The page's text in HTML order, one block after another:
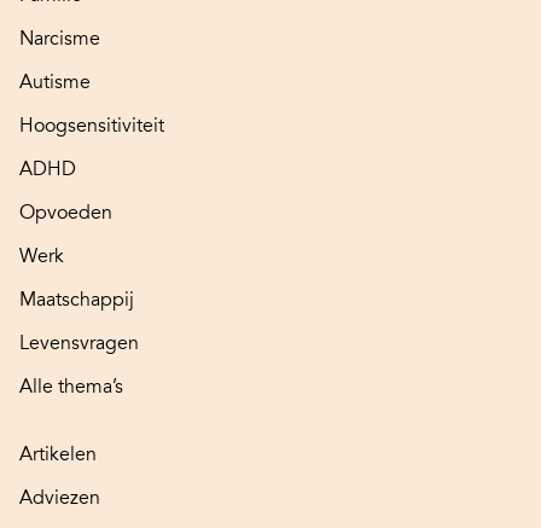
Narcisme
Autisme
Hoogsensitiviteit
ADHD
Opvoeden
Werk
Maatschappij
Levensvragen
Alle thema’s
Artikelen
Adviezen